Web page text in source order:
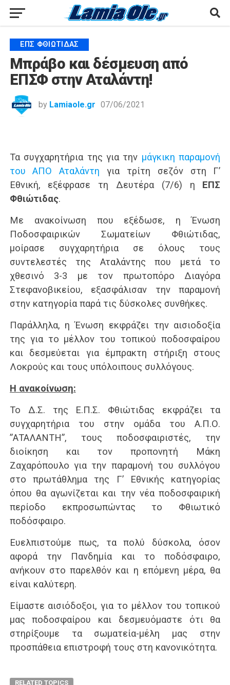
ΕΠΣ ΦΘΙΏΤΙΔΑΣ
Μπράβο και δέσμευση από
ΕΠΣΦ στην Αταλάντη!
by Lamiaole.gr 07/06/2021
Τα συγχαρητήρια της για την μάγκικη παραμονή
του ΑΠΟ Αταλάντη για τρίτη σεζόν στη Γ’
Εθνική, εξέφρασε τη Δευτέρα (7/6) η ΕΠΣ
Φθιώτιδας.
Με ανακοίνωση που εξέδωσε, η Ένωση
Ποδοσφαιρικών Σωματείων Φθιώτιδας,
μοίρασε συγχαρητήρια σε όλους τους
συντελεστές της Αταλάντης που μετά το
χθεσινό 3-3 με τον πρωτοπόρο Διαγόρα
Στεφανοβικείου, εξασφάλισαν την παραμονή
στην κατηγορία παρά τις δύσκολες συνθήκες.
Παράλληλα, η Ένωση εκφράζει την αισιοδοξία
της για το μέλλον του τοπικού ποδοσφαίρου
και δεσμεύεται για έμπρακτη στήριξη στους
Λοκρούς και τους υπόλοιπους συλλόγους.
Η ανακοίνωση:
Το Δ.Σ. της Ε.Π.Σ. Φθιώτιδας εκφράζει τα
συγχαρητήρια του στην ομάδα του Α.Π.Ο.
”ΑΤΑΛΑΝΤΗ”, τους ποδοσφαιριστές, την
διοίκηση και τον προπονητή Μάκη
Ζαχαρόπουλο για την παραμονή του συλλόγου
στο πρωτάθλημα της Γ’ Εθνικής κατηγορίας
όπου θα αγωνίζεται και την νέα ποδοσφαιρική
περίοδο εκπροσωπώντας το Φθιωτικό
ποδόσφαιρο.
Ευελπιστούμε πως, τα πολύ δύσκολα, όσον
αφορά την Πανδημία και το ποδόσφαιρο,
ανήκουν στο παρελθόν και η επόμενη μέρα, θα
είναι καλύτερη.
Είμαστε αισιόδοξοι, για το μέλλον του τοπικού
μας ποδοσφαίρου και δεσμευόμαστε ότι θα
στηρίξουμε τα σωματεία-μέλη μας στην
προσπάθεια επιστροφή τους στη κανονικότητα.
RELATED TOPICS